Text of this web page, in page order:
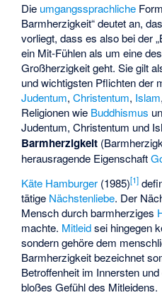
Die umgangssprachliche
Barmherzigkeit“ deutet an,
vorliegt, dass es also bei der
ein Mit-Fühlen als um eine
Großherzigkeit geht. Sie gilt
und wichtigsten Pflichten der
Judentum,Christentum, Islam,
Religionen wie Buddhismus
Judentum, Christentum und
Barmherzigkeit
herausragende Eigenschaft
Käte Hamburger (1985)[1]
tätige Nächstenliebe. Der
Mensch durch barmherziges
machte. Mitleidsei hingegen
sondern gehöre dem
Barmherzigkeit bezeichnet
Betroffenheit im Innersten
bloßes Gefühl des Mitleidens.